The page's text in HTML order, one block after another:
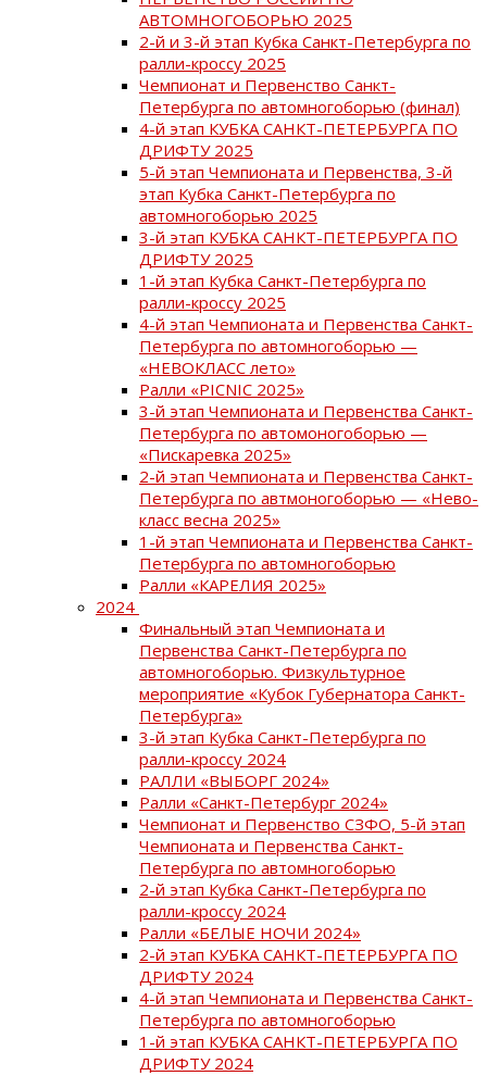
АВТОМНОГОБОРЬЮ 2025
2-й и 3-й этап Кубка Санкт-Петербурга по
ралли-кроссу 2025
Чемпионат и Первенство Санкт-
Петербурга по автомногоборью (финал)
4-й этап КУБКА САНКТ-ПЕТЕРБУРГА ПО
ДРИФТУ 2025
5-й этап Чемпионата и Первенства, 3-й
этап Кубка Санкт-Петербурга по
автомногоборью 2025
3-й этап КУБКА САНКТ-ПЕТЕРБУРГА ПО
ДРИФТУ 2025
1-й этап Кубка Санкт-Петербурга по
ралли-кроссу 2025
4-й этап Чемпионата и Первенства Санкт-
Петербурга по автомногоборью —
«НЕВОКЛАСС лето»
Ралли «PICNIC 2025»
3-й этап Чемпионата и Первенства Санкт-
Петербурга по автомоногоборью —
«Пискаревка 2025»
2-й этап Чемпионата и Первенства Санкт-
Петербурга по автмоногоборью — «Нево-
класс весна 2025»
1-й этап Чемпионата и Первенства Санкт-
Петербурга по автомногоборью
Ралли «КАРЕЛИЯ 2025»
2024
Финальный этап Чемпионата и
Первенства Санкт-Петербурга по
автомногоборью. Физкультурное
мероприятие «Кубок Губернатора Санкт-
Петербурга»
3-й этап Кубка Санкт-Петербурга по
ралли-кроссу 2024
РАЛЛИ «ВЫБОРГ 2024»
Ралли «Санкт-Петербург 2024»
Чемпионат и Первенство СЗФО, 5-й этап
Чемпионата и Первенства Санкт-
Петербурга по автомногоборью
2-й этап Кубка Санкт-Петербурга по
ралли-кроссу 2024
Ралли «БЕЛЫЕ НОЧИ 2024»
2-й этап КУБКА САНКТ-ПЕТЕРБУРГА ПО
ДРИФТУ 2024
4-й этап Чемпионата и Первенства Санкт-
Петербурга по автомногоборью
1-й этап КУБКА САНКТ-ПЕТЕРБУРГА ПО
ДРИФТУ 2024